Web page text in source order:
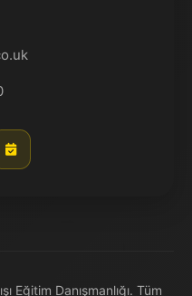
Eğitim Danışmanlığı. Tüm